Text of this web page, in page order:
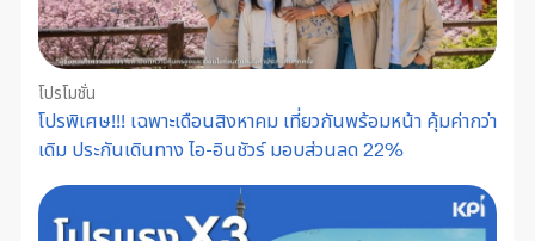
โปรโมชั่น
โปรพิเศษ!!! เฉพาะเดือนสิงหาคม เที่ยวกันพร้อมหน้า คุ้มค่ากว่า
เดิม ประกันเดินทาง ไอ-อินชัวร์ มอบส่วนลด 22%